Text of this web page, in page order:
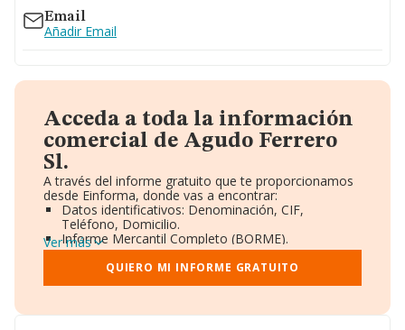
Email
Añadir Email
Acceda a toda la información
comercial de Agudo Ferrero
Sl.
A través del informe gratuito que te proporcionamos
desde Einforma, donde vas a encontrar:
Datos identificativos: Denominación, CIF,
Teléfono, Domicilio.
Informe Mercantil Completo (BORME).
Gráficos de Evolución Ventas y Empleados.
Consejo de Administración y Administradores.
Directivos y Ejecutivos.
Ver más
QUIERO MI INFORME GRATUITO